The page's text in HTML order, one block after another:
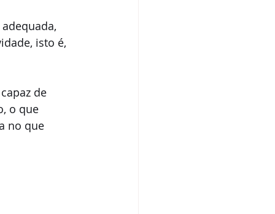
isto é,
de
o que
no que